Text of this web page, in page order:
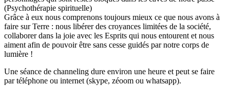
(Psychothérapie spirituelle)
Grâce à eux nous comprenons toujours mieux ce que nous avons à
faire sur Terre : nous libérer des croyances limitées de la société,
collaborer dans la joie avec les Esprits qui nous entourent et nous
aiment afin de pouvoir être sans cesse guidés par notre corps de
lumière !
Une séance de channeling dure environ une heure et peut se faire
par téléphone ou internet (skype, zéoom ou whatsapp).